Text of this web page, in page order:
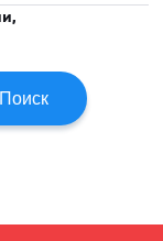
Поиск